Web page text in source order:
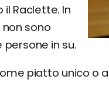
Raclette. In
sono
in su.
piatto unico o